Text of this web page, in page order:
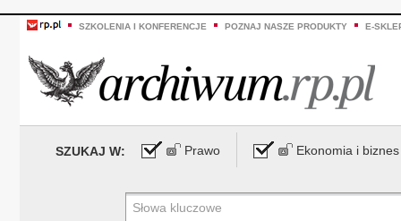
SZKOLENIA I KONFERENCJE POZNAJ NASZE PRODUKTY E-
SZUKAJ W: Prawo Ekonomia i biznes